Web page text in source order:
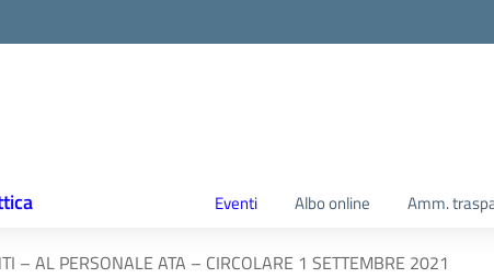
Eventi Albo online Amm.
– AL PERSONALE ATA – CIRCOLARE 1 SETTEMBRE 2021